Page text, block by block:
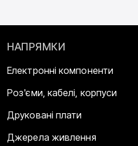
НАПРЯМКИ
Електронні компоненти
Роз'єми, кабелі, корпуси
Друковані плати
Джерела живлення